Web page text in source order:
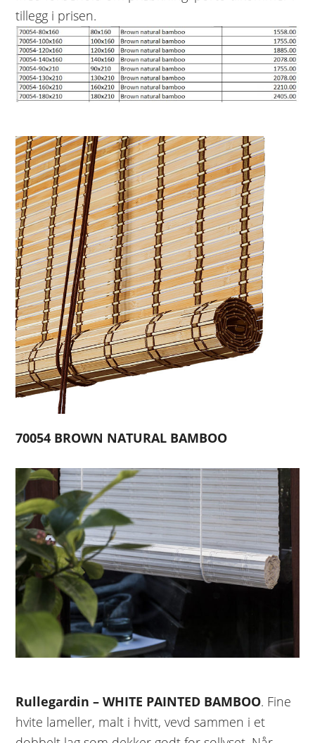
tillegg i prisen.
70054 BROWN NATURAL BAMBOO
Rullegardin – WHITE PAINTED BAMBOO. Fine
hvite lameller, malt i hvitt, vevd sammen i et